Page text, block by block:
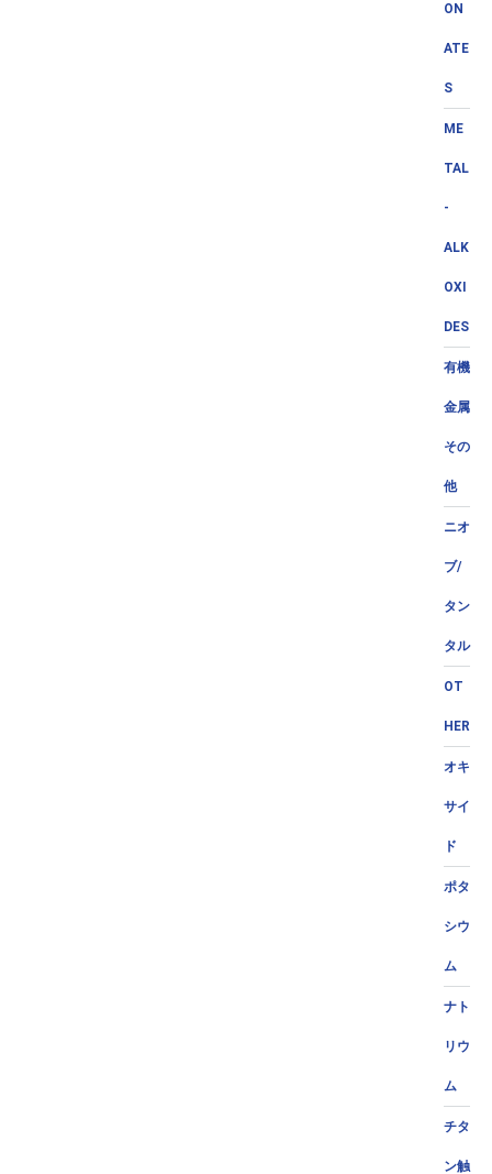
ON
ATE
S
ME
TAL
-
ALK
OXI
DES
有機
金属
その
他
ニオ
ブ/
タン
タル
OT
HER
オキ
サイ
ド
ポタ
シウ
ム
ナト
リウ
ム
チタ
ン触